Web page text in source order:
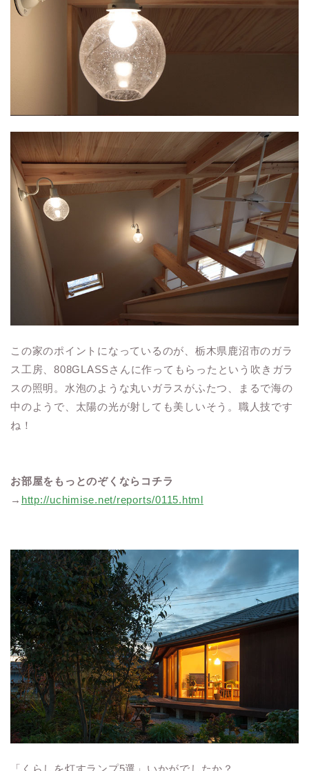
この家のポイントになっているのが、栃木県鹿沼市のガラ
ス工房、808GLASSさんに作ってもらったという吹きガラ
スの照明。水泡のような丸いガラスがふたつ、まるで海の
中のようで、太陽の光が射しても美しいそう。職人技です
ね！
お部屋をもっとのぞくならコチラ
→ http://uchimise.net/reports/0115.html
「くらしを灯すランプ5選」いかがでしたか？